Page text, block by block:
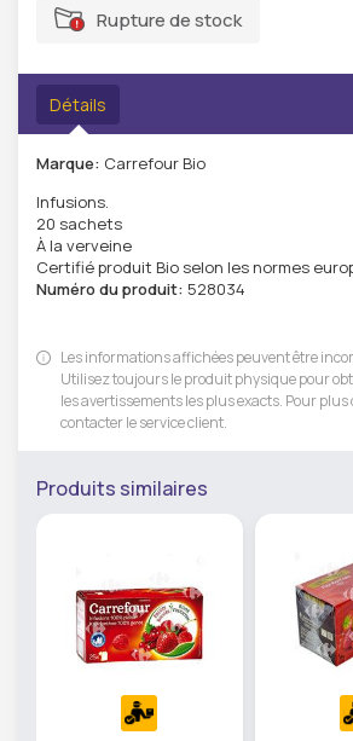
Rupture de stock
Détails
Marque: Carrefour Bio
Infusions.
20 sachets
À la verveine
Certifié produit Bio selon les normes
Numéro du produit: 528034
Les informations affichées peuvent être
Utilisez toujours le produit physique pour
les avertissements les plus exacts. Pour
contacter le service client.
Produits similaires